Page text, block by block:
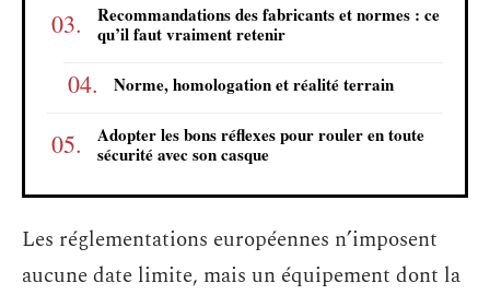
Recommandations des fabricants et normes : ce
qu’il faut vraiment retenir
Norme, homologation et réalité terrain
Adopter les bons réflexes pour rouler en toute
sécurité avec son casque
Les réglementations européennes n’imposent
aucune date limite, mais un équipement dont la